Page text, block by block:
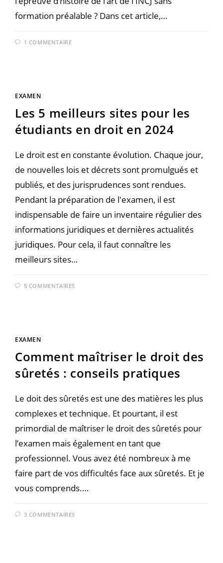
formation préalable ? Dans cet article,…
1 COMMENTAIRE
EXAMEN
Les 5 meilleurs sites pour les
étudiants en droit en 2024
Le droit est en constante évolution. Chaque jour,
de nouvelles lois et décrets sont promulgués et
publiés, et des jurisprudences sont rendues.
Pendant la préparation de l'examen, il est
indispensable de faire un inventaire régulier des
informations juridiques et dernières actualités
juridiques. Pour cela, il faut connaître les
meilleurs sites…
5 COMMENTAIRES
EXAMEN
Comment maîtriser le droit des
sûretés : conseils pratiques
Le doit des sûretés est une des matières les plus
complexes et technique. Et pourtant, il est
primordial de maîtriser le droit des sûretés pour
l’examen mais également en tant que
professionnel. Vous avez été nombreux à me
faire part de vos difficultés face aux sûretés. Et je
vous comprends.…
3 COMMENTAIRES